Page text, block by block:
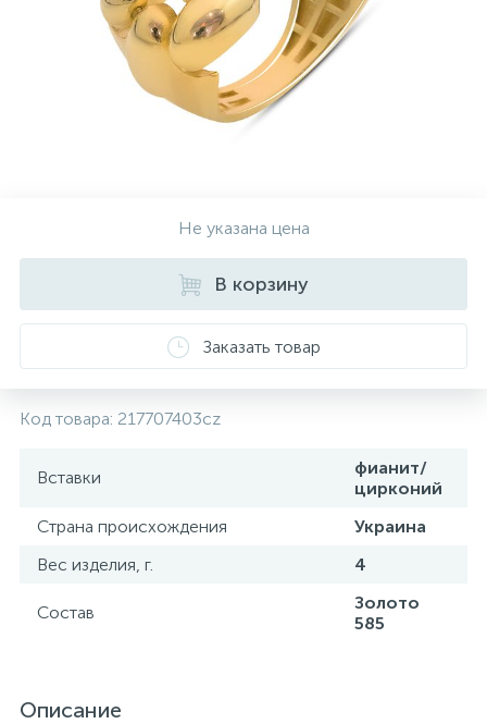
Не указана цена
В корзину
Заказать товар
Код товара: 217707403cz
Вставки
фианит/
цирконий
Страна происхождения
Украина
Вес изделия, г.
4
Состав
Золото
585
Описание
Серебряные колье
Серебряные цепочки
Серебряные сувениры